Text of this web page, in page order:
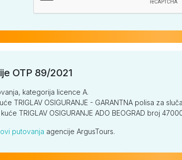
OTP 89/2021
kategorija licence A.
TRIGLAV OSIGURANJE - GARANTNA polisa za
TRIGLAV OSIGURANJE ADO BEOGRAD broj
putovanja agencije ArgusTours.